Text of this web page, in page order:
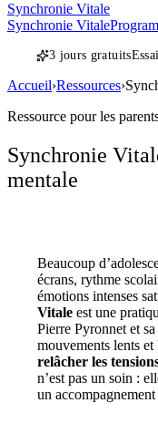
Synchronie Vitale
Synchronie Vitale
3 jours gratuitsEssai
Accueil›Ressources›
Ressource pour les
Synchronie
mentale
Beaucoup
écrans, rythme
émotions intenses
Vitale est une
Pierre Pyronnet et
mouvements lents
relâcher les
n’est pas un soin :
un